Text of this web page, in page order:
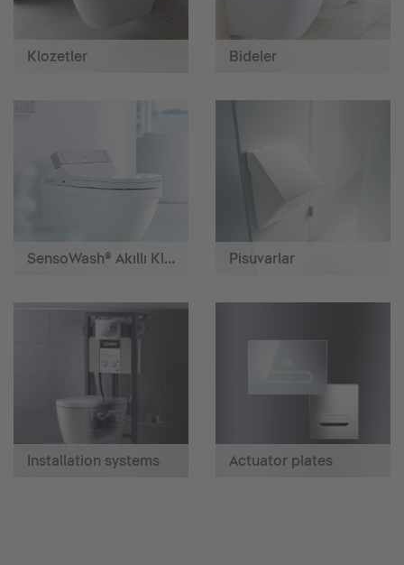
Klozetler Bideler
SensoWash® Akıllı Klozetler Pisuvarlar
Installation systems Actuator plates